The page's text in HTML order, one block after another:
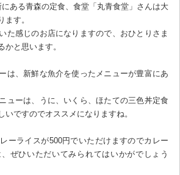
ある青森の定食、食堂「丸青食堂」さんは大
ます。
た感じのお店になりますので、おひとりさま
かと思います。
は、新鮮な魚介を使ったメニューが豊富にあ
ューは、うに、いくら、ほたての三色丼定食
いですのでオススメになりますね。
ーライスが500円でいただけますのでカレー
ぜひいただいてみられてはいかがでしょう